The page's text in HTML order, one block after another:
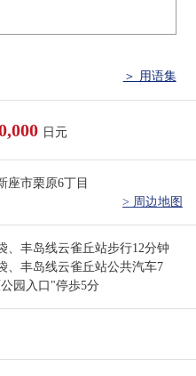
＞ 用语集
日元
座市栗原6丁目
> 周边地图
、丰岛线云雀丘站步行12分钟
、丰岛线云雀丘站公共汽车7
园入口"停歩5分